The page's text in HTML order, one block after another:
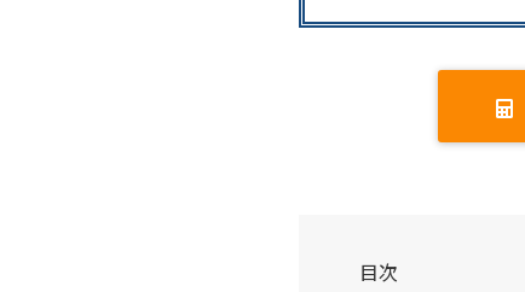
目次